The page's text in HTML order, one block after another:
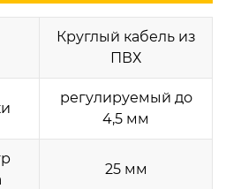
Круглый кабель из
ПВХ
регулируемый до
4,5 мм
25 мм